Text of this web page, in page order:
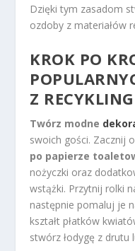
Dzięki tym zasadom
ozdoby z materiałów
KROK PO
Z
Twórz modne
swoich gości. Zacznij
po papierze
nożyczki oraz
wstążki. Przytnij rolki
następnie pomaluj je
kształt płatków
stwórz łodygę z drutu